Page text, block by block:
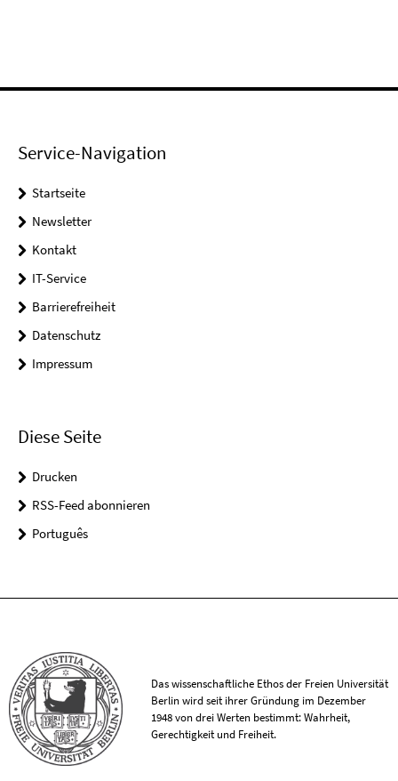
Service-Navigation
Startseite
Newsletter
Kontakt
IT-Service
Barrierefreiheit
Datenschutz
Impressum
Diese Seite
Drucken
RSS-Feed abonnieren
Português
Das wissenschaftliche Ethos der Freien Universität
Berlin wird seit ihrer Gründung im Dezember
1948 von drei Werten bestimmt: Wahrheit,
Gerechtigkeit und Freiheit.